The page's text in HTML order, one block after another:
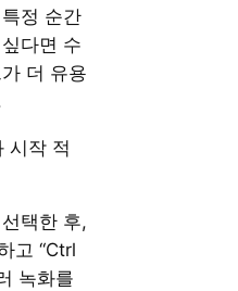
정 순간
다면 수
더 유용
시작 적
택한 후,
고 “Ctrl
녹화를